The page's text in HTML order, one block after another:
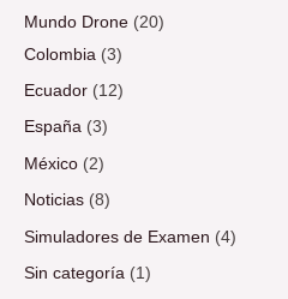
Mundo Drone (20)
Colombia (3)
Ecuador (12)
España (3)
México (2)
Noticias (8)
Simuladores de Examen (4)
Sin categoría (1)